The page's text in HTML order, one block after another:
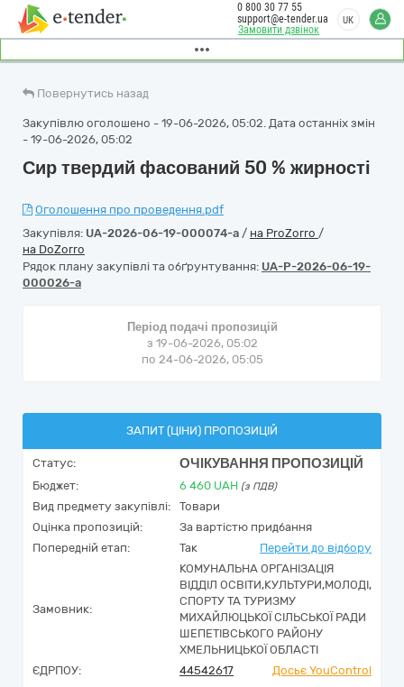
Замовити дзвінок
0 800 30 77 55
support@e-tender.ua
UK
Повернутись назад
Закупівлю оголошено - 19-06-2026, 05:02. Дата останніх змін
- 19-06-2026, 05:02
Сир твердий фасований 50 % жирності
Оголошення про проведення.pdf
Закупівля: UA-2026-06-19-000074-a / на ProZorro /
на DoZorro
Рядок плану закупівлі та обґрунтування: UA-P-2026-06-19-
000026-a
Період подачі пропозицій
з 19-06-2026, 05:02
по 24-06-2026, 05:05
ЗАПИТ (ЦІНИ) ПРОПОЗИЦІЙ
Статус: ОЧІКУВАННЯ ПРОПОЗИЦІЙ
Бюджет: 6 460 UAH (з ПДВ)
Вид предмету закупівлі:
Товари
Оцінка пропозицій:
За вартістю придбання
Попередній етап:
Так Перейти до відбору
Замовник:
КОМУНАЛЬНА ОРГАНІЗАЦІЯ
ВІДДІЛ ОСВІТИ,КУЛЬТУРИ,МОЛОДІ,
СПОРТУ ТА ТУРИЗМУ
МИХАЙЛЮЦЬКОЇ СІЛЬСЬКОЇ РАДИ
ШЕПЕТІВСЬКОГО РАЙОНУ
ХМЕЛЬНИЦЬКОЇ ОБЛАСТІ
ЄДРПОУ:
44542617
Досьє YouControl